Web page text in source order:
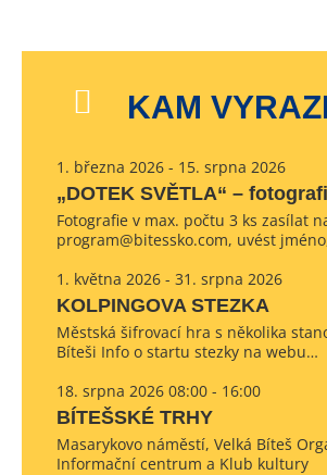
KAM
1. března 2026 - 15. srpna 2026
„DOTEK SVĚTLA“ –
Fotografie v max. počtu 3 ks zasílat
program@bitessko.com, uvést
1. května 2026 - 31. srpna 2026
KOLPINGOVA STEZKA
Městská šifrovací hra s několika
Bíteši Info o startu stezky na webu…
18. srpna 2026 08:00 - 16:00
BÍTEŠSKÉ TRHY
Masarykovo náměstí, Velká Bíteš
Informační centrum a Klub kultury